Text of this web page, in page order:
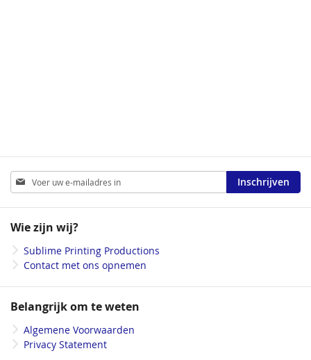
Abonneer
u
op
nieuwsbrief
Inschrijven
Wie zijn wij?
Sublime Printing Productions
Contact met ons opnemen
Belangrijk om te weten
Algemene Voorwaarden
Privacy Statement